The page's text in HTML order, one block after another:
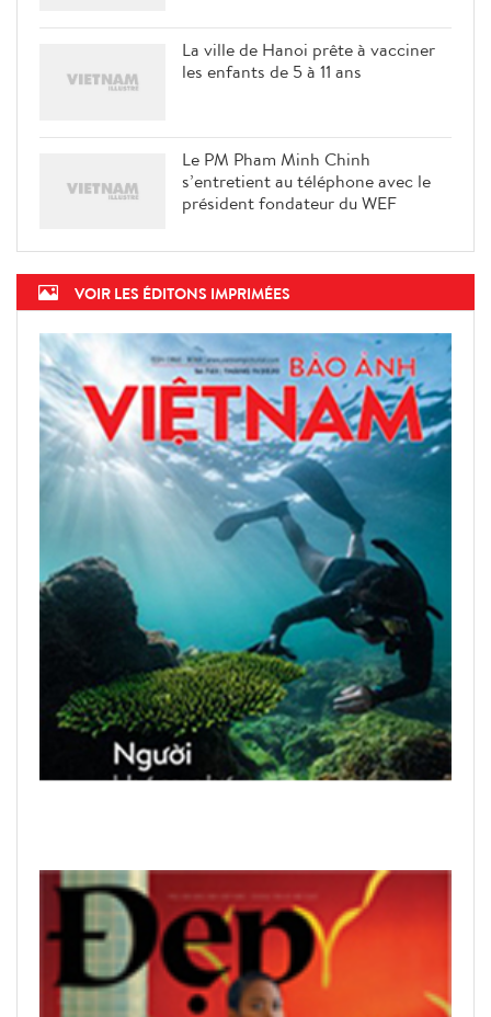
La ville de Hanoi prête à vacciner
les enfants de 5 à 11 ans
Le PM Pham Minh Chinh
s’entretient au téléphone avec le
président fondateur du WEF
VOIR LES ÉDITONS IMPRIMÉES